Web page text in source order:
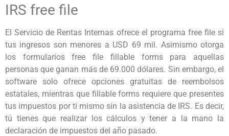
IRS free file
El Servicio de Rentas Internas ofrece el programa free file si
tus ingresos son menores a USD 69 mil. Asimismo otorga
los formularios free file fillable forms para aquellas
personas que ganan más de 69.000 dólares. Sin embargo, el
software solo ofrece opciones gratuitas de reembolsos
estatales, mientras que fillable forms requiere que presentes
tus impuestos por ti mismo sin la asistencia de IRS. Es decir,
tú tienes que realizar los cálculos y tener a la mano la
declaración de impuestos del año pasado.